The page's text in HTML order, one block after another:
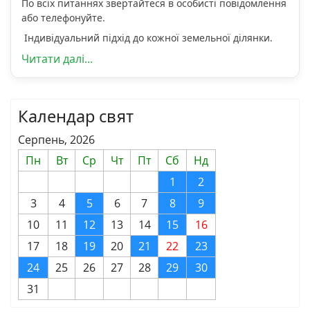
По всіх питаннях звертайтеся в особисті повідомлення
або телефонуйте.
Індивідуальний підхід до кожної земельної ділянки.
Читати далі...
Календар свят
Серпень, 2026
Пн
Вт Ср Чт Пт Сб
Нд
1
2
3
4 5 6 7 8
9
10
11 12 13 14 15
16
17
18 19 20 21 22
23
24
25 26 27 28 29
30
31